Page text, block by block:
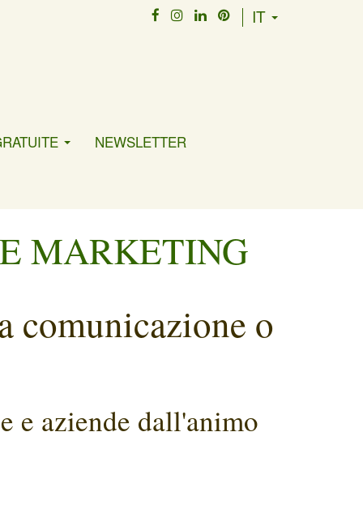
IT
NEWSLETTER
MARKETING
comunicazione o
e aziende dall'animo